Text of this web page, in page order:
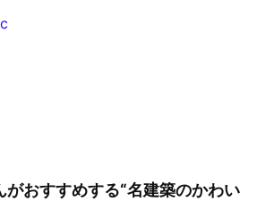
がおすすめする“名建築のかわい